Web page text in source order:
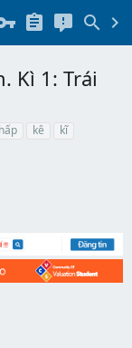
Kì 1: Trái
hấp kê
kĩ